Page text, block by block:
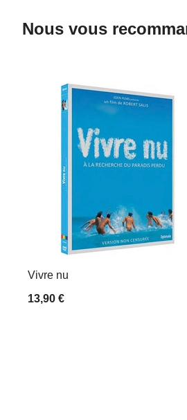
Nous vous
Vivre nu
13,90 €